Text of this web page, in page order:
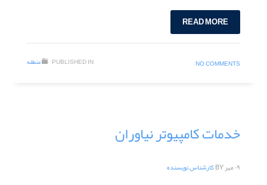
READ MORE
PUBLISHED IN منطقه NO COMMENTS
خدمات کامپیوتر نیاوران
۰۹ مهر BYکارشناس نویسنده